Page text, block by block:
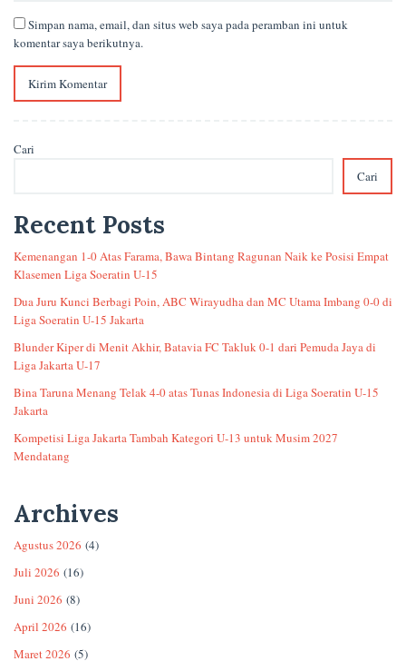
Simpan nama, email, dan situs web saya pada peramban ini untuk
komentar saya berikutnya.
Cari
Cari
Recent Posts
Kemenangan 1-0 Atas Farama, Bawa Bintang Ragunan Naik ke Posisi Empat
Klasemen Liga Soeratin U-15
Dua Juru Kunci Berbagi Poin, ABC Wirayudha dan MC Utama Imbang 0-0 di
Liga Soeratin U-15 Jakarta
Blunder Kiper di Menit Akhir, Batavia FC Takluk 0-1 dari Pemuda Jaya di
Liga Jakarta U-17
Bina Taruna Menang Telak 4-0 atas Tunas Indonesia di Liga Soeratin U-15
Jakarta
Kompetisi Liga Jakarta Tambah Kategori U-13 untuk Musim 2027
Mendatang
Archives
Agustus 2026 (4)
Juli 2026 (16)
Juni 2026 (8)
April 2026 (16)
Maret 2026 (5)